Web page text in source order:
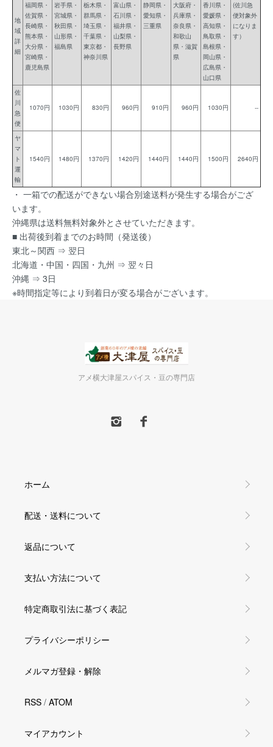
地
域
詳
細
福岡県・
佐賀県・
長崎県・
熊本県・
大分県・
宮崎県・
鹿児島県
岩手県・
宮城県・
秋田県・
山形県・
福島県
栃木県・
群馬県・
埼玉県・
千葉県・
東京都・
神奈川県
富山県・
石川県・
福井県・
山梨県・
長野県
静岡県・
愛知県・
三重県
大阪府・
兵庫県・
奈良県・
和歌山
県・滋賀
県
香川県・
愛媛県・
高知県・
鳥取県・
島根県・
岡山県・
広島県・
山口県
(佐川急
便対象外
になりま
す）
佐
川
急
便
1070円 1030円 830円 960円 910円 960円 1030円 --
ヤ
マ
ト
運
輸
1540円 1480円 1370円 1420円 1440円 1440円 1500円 2640円
・ 一箱での配送ができない場合別途送料が発生する場合がござ
います。
沖縄県は送料無料対象外とさせていただきます。
■ 出荷後到着までのお時間（発送後）
東北～関西 ⇒ 翌日
北海道・中国・四国・九州 ⇒ 翌々日
沖縄 ⇒ 3日
※時間指定等により到着日が変る場合がございます。
アメ横大津屋スパイス・豆の専門店
ホーム
配送・送料について
返品について
支払い方法について
特定商取引法に基づく表記
プライバシーポリシー
メルマガ登録・解除
RSS / ATOM
マイアカウント